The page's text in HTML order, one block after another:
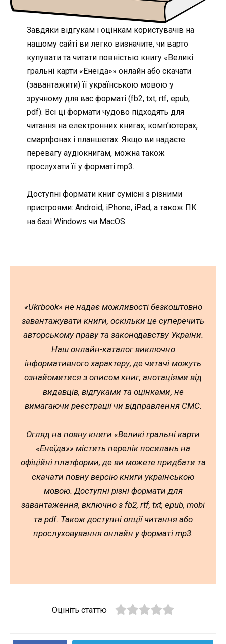
Завдяки відгукам і оцінкам користувачів на
нашому сайті ви легко визначите, чи варто
купувати та читати повністью книгу «Великі
гральні карти «Енеїда»» онлайн або скачати
(завантажити) її українською мовою у
зручному для вас форматі (fb2, txt, rtf, epub,
pdf). Всі ці формати чудово підходять для
читання на електронних книгах, комп’ютерах,
смартфонах і планшетах. Якщо ви надаєте
перевагу аудіокнигам, можна також
прослухати її у форматі mp3.
Доступні формати книг сумісні з різними
пристроями: Android, iPhone, iPad, а також ПК
на базі Windows чи MacOS.
«Ukrbook» не надає можливості безкоштовно
завантажувати книги, оскільки це суперечить
авторському праву та законодавству України.
Наш онлайн-каталог виключно
інформативного характеру, де читачі можуть
ознайомитися з описом книг, анотаціями від
видавців, відгуками та оцінками, не
вимагаючи реєстрації чи відправлення СМС.
Огляд на повну книги «Великі гральні карти
«Енеїда»» містить перелік посилань на
офіційні платформи, де ви можете придбати та
скачати повну версію книги українською
мовою. Доступні різні формати для
завантаження, включно з fb2, rtf, txt, epub, mobi
та pdf. Також доступні опції читання або
прослуховування онлайн у форматі mp3.
Оцініть статтю